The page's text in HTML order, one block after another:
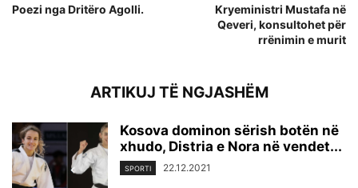
Poezi nga Dritëro Agolli.
Kryeministri Mustafa në
Qeveri, konsultohet për
rrënimin e murit
ARTIKUJ TË NGJASHËM
Kosova dominon sërish botën në
xhudo, Distria e Nora në vendet...
SPORTI 22.12.2021